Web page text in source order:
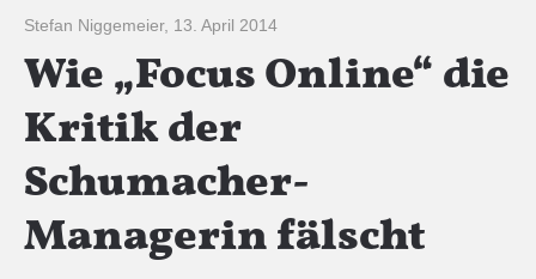
Stefan Niggemeier, 13. April 2014
Wie „Focus Online“ die
Kritik der
Schumacher-
Managerin fälscht